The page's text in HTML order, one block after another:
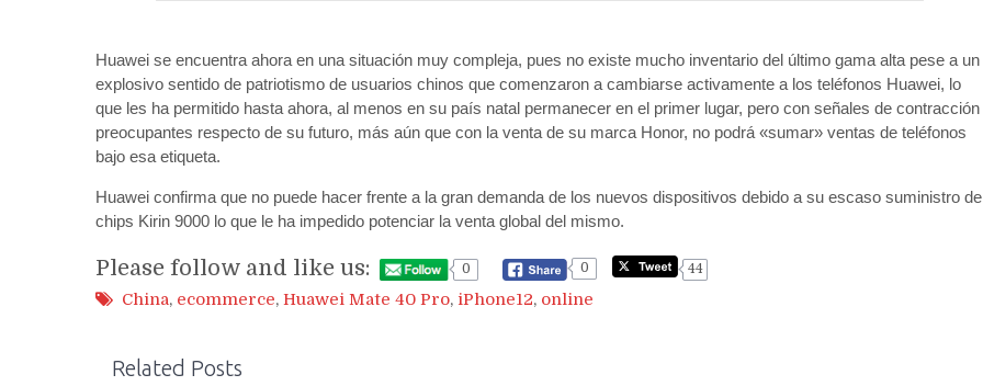
Huawei se encuentra ahora en una situación muy compleja, pues no existe mucho inventario del último gama alta pese a un
explosivo sentido de patriotismo de usuarios chinos que comenzaron a cambiarse activamente a los teléfonos Huawei, lo
que les ha permitido hasta ahora, al menos en su país natal permanecer en el primer lugar, pero con señales de contracción
preocupantes respecto de su futuro, más aún que con la venta de su marca Honor, no podrá «sumar» ventas de teléfonos
bajo esa etiqueta.
Huawei confirma que no puede hacer frente a la gran demanda de los nuevos dispositivos debido a su escaso suministro de
chips Kirin 9000 lo que le ha impedido potenciar la venta global del mismo.
Please follow and like us: 0 0 44
China, ecommerce, Huawei Mate 40 Pro, iPhone12, online
Related Posts